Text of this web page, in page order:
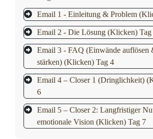
Email 1 - Einleitung & Problem
Email 2 - Die Lösung (Klicken) Tag
Email 3 - FAQ (Einwände auflösen
stärken) (Klicken) Tag 4
Email 4 – Closer 1 (Dringlichkeit)
6
Email 5 – Closer 2: Langfristiger
emotionale Vision (Klicken) Tag 7